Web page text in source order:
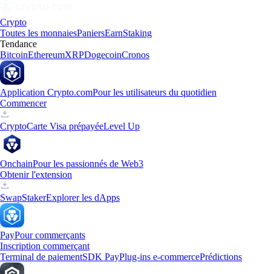
Crypto
Toutes les monnaiesPaniersEarnStaking
Tendance
BitcoinEthereumXRPDogecoinCronos
Application Crypto.comPour les utilisateurs du quotidien
Commencer
CryptoCarte Visa prépayéeLevel Up
OnchainPour les passionnés de Web3
Obtenir l'extension
SwapStakerExplorer les dApps
PayPour commerçants
Inscription commerçant
Terminal de paiementSDK PayPlug-ins e-commercePrédictions